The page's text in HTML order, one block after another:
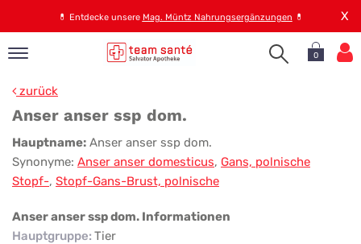
💊 Entdecke unsere Mag. Müntz Nahrungsergänzungen 💊 X
0
zurück
Anser anser ssp dom.
Anser
anser
ssp
dom.
Hauptname: Anser anser ssp dom.
Synonyme: Anser anser domesticus, Gans, polnische
Stopf-, Stopf-Gans-Brust, polnische
Anser anser ssp dom. Informationen
Hauptgruppe: Tier